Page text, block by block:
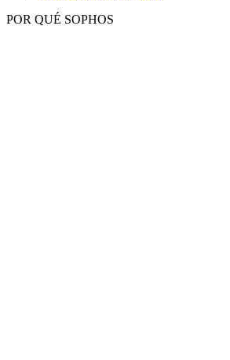
POR QUÉ SOPHOS